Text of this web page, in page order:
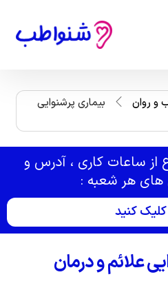
و روان
بیماری پرشنوایی
از ساعات کاری ، آدرس و
های هر شعبه :
کلیک کنید
علائم و درمان